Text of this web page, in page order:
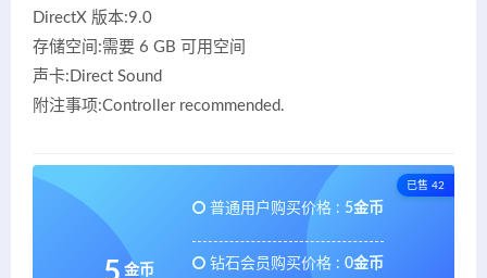
DirectX 版本:9.0
存储空间:需要 6 GB 可用空间
声卡:Direct Sound
附注事项:Controller recommended.
已售 42
金币
普通用户购买价格 : 5金币
钻石会员购买价格 : 0金币